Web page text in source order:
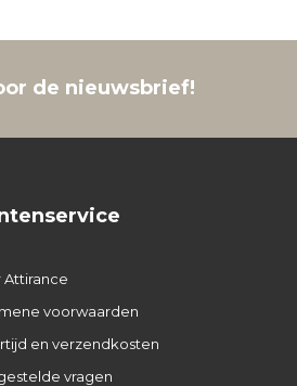
de nieuwsbrief!
Attirance
voorwaarden
en verzendkosten
vragen